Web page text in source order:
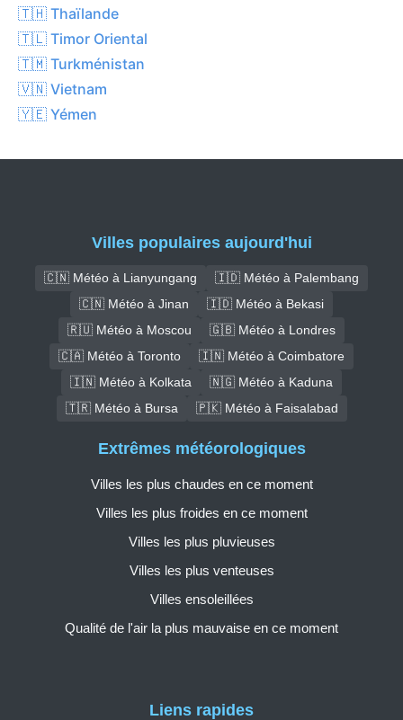
🇹🇭 Thaïlande
🇹🇱 Timor Oriental
🇹🇲 Turkménistan
🇻🇳 Vietnam
🇾🇪 Yémen
Villes populaires aujourd'hui
🇨🇳 Météo à Lianyungang
🇮🇩 Météo à Palembang
🇨🇳 Météo à Jinan
🇮🇩 Météo à Bekasi
🇷🇺 Météo à Moscou
🇬🇧 Météo à Londres
🇨🇦 Météo à Toronto
🇮🇳 Météo à Coimbatore
🇮🇳 Météo à Kolkata
🇳🇬 Météo à Kaduna
🇹🇷 Météo à Bursa
🇵🇰 Météo à Faisalabad
Liens rapides
Extrêmes météorologiques
Villes les plus chaudes en ce moment
Villes les plus froides en ce moment
Villes les plus pluvieuses
Villes les plus venteuses
Villes ensoleillées
Qualité de l'air la plus mauvaise en ce moment